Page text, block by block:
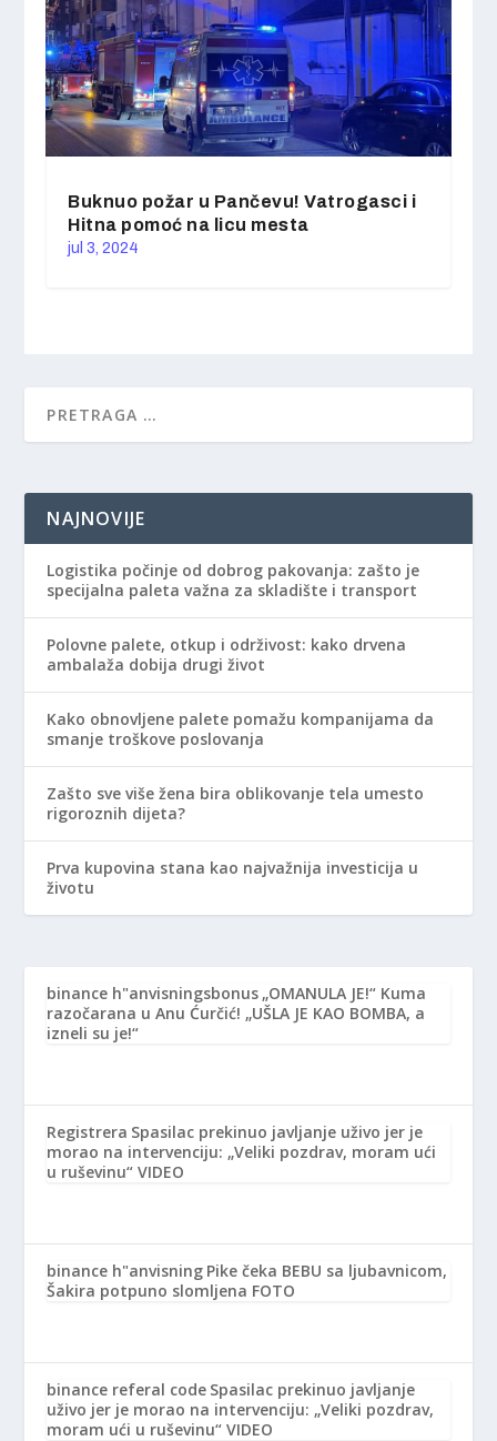
Buknuo požar u Pančevu! Vatrogasci i
Hitna pomoć na licu mesta
jul 3, 2024
NAJNOVIJE
Logistika počinje od dobrog pakovanja: zašto je
specijalna paleta važna za skladište i transport
Polovne palete, otkup i održivost: kako drvena
ambalaža dobija drugi život
Kako obnovljene palete pomažu kompanijama da
smanje troškove poslovanja
Zašto sve više žena bira oblikovanje tela umesto
rigoroznih dijeta?
Prva kupovina stana kao najvažnija investicija u
životu
binance h"anvisningsbonus „OMANULA JE!“ Kuma
razočarana u Anu Ćurčić! „UŠLA JE KAO BOMBA, a
izneli su je!“
Registrera Spasilac prekinuo javljanje uživo jer je
morao na intervenciju: „Veliki pozdrav, moram ući
u ruševinu“ VIDEO
binance h"anvisning Pike čeka BEBU sa ljubavnicom,
Šakira potpuno slomljena FOTO
binance referal code Spasilac prekinuo javljanje
uživo jer je morao na intervenciju: „Veliki pozdrav,
moram ući u ruševinu“ VIDEO